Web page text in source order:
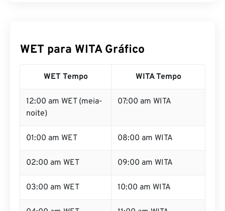
WET para WITA Gráfico
WET Tempo WITA Tempo
12:00 am WET (meia-
noite)
07:00 am WITA
01:00 am WET 08:00 am WITA
02:00 am WET 09:00 am WITA
03:00 am WET 10:00 am WITA